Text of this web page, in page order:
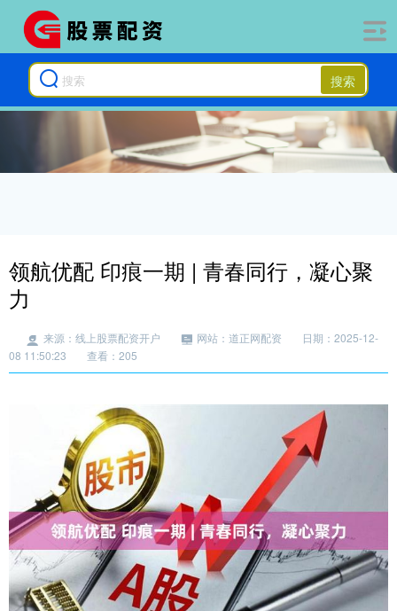
搜索
领航优配 印痕一期 | 青春同行，凝心聚
力
来源：线上股票配资开户 网站：道正网配资
日期：2025-12-
08 11:50:23
查看：205